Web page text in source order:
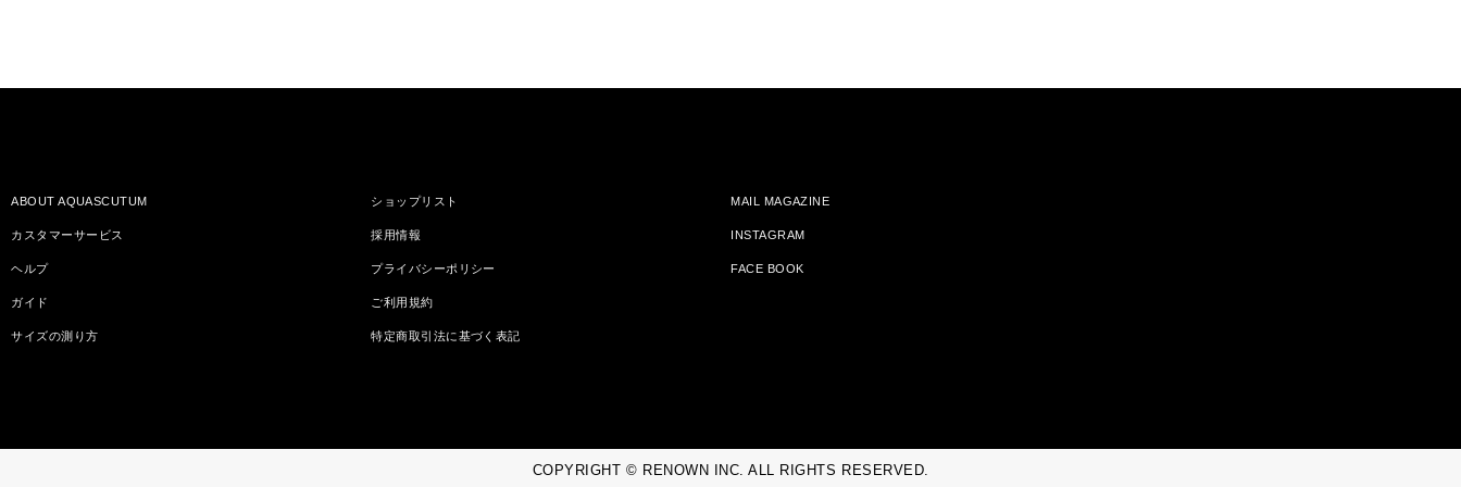
ABOUT AQUASCUTUM
カスタマーサービス
ヘルプ
ガイド
サイズの測り方
ショップリスト
採用情報
プライバシーポリシー
ご利用規約
特定商取引法に基づく表記
MAIL MAGAZINE
INSTAGRAM
FACE BOOK
COPYRIGHT © RENOWN INC. ALL RIGHTS RESERVED.